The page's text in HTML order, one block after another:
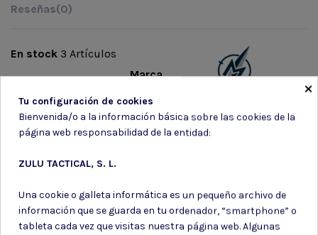
Reseñas(0)
Marca
En stock 3 Artículos
Suscríbete a nuestro boletín
×
Tu configuración de cookies
Bienvenida/o a la información básica sobre las cookies de la
página web responsabilidad de la entidad:
ZULU TACTICAL, S. L.
Una cookie o galleta informática es un pequeño archivo de
información que se guarda en tu ordenador, “smartphone” o
tableta cada vez que visitas nuestra página web. Algunas